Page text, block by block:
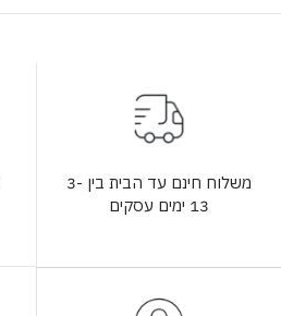
משלוח חינם עד הבית בין 3-
13 ימים עסקים